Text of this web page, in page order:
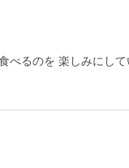
べるのを 楽しみにし